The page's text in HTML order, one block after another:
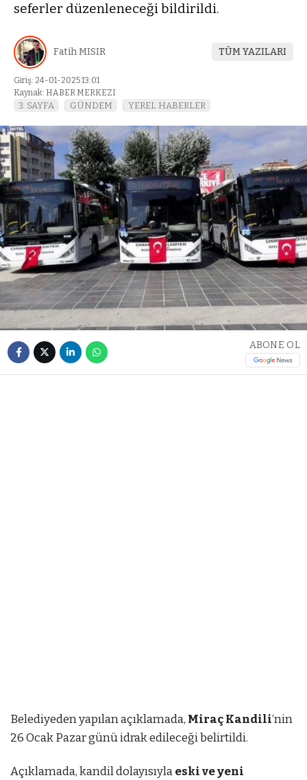
seferler düzenleneceği bildirildi.
Fatih MISIR TÜM YAZILARI
Giriş: 24-01-2025 13:01
Kaynak: HABER MERKEZI
3. SAYFA GÜNDEM YEREL HABERLER
ABONE OL
Belediyeden yapılan açıklamada, Miraç Kandili‘nin
26 Ocak Pazar günü idrak edileceği belirtildi.
mostbetmostbet azmostbet az
Açıklamada, kandil dolayısıylaeski ve yeni